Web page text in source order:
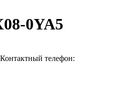
0YA5
Контактный телефон: